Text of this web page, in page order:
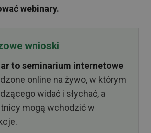
webinary.
wnioski
to seminarium internetowe
online na żywo, w którym
widać i słychać, a
mogą wchodzić w